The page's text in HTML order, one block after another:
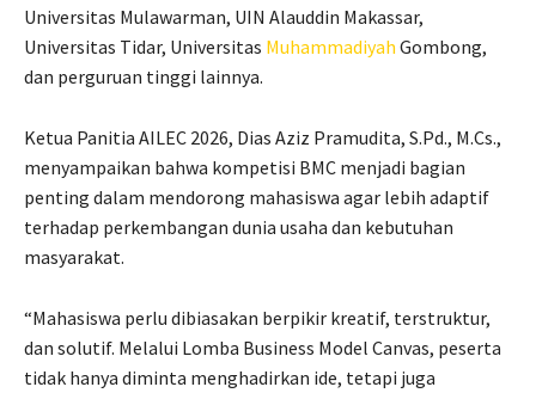
Universitas Mulawarman, UIN Alauddin Makassar,
Universitas Tidar, Universitas Muhammadiyah Gombong,
dan perguruan tinggi lainnya.
Ketua Panitia AILEC 2026, Dias Aziz Pramudita, S.Pd., M.Cs.,
menyampaikan bahwa kompetisi BMC menjadi bagian
penting dalam mendorong mahasiswa agar lebih adaptif
terhadap perkembangan dunia usaha dan kebutuhan
masyarakat.
“Mahasiswa perlu dibiasakan berpikir kreatif, terstruktur,
dan solutif. Melalui Lomba Business Model Canvas, peserta
tidak hanya diminta menghadirkan ide, tetapi juga